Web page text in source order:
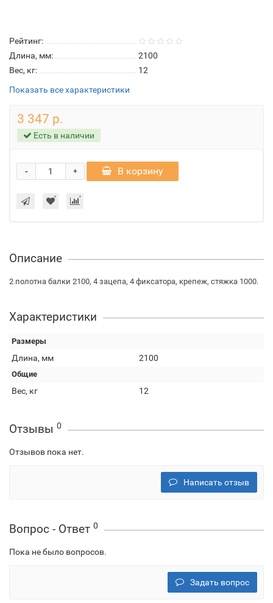
Рейтинг:
Длина, мм:
2100
Вес, кг:
12
Показать все характеристики
3 347 р.
Есть в наличии
+
- В корзину
Описание
2 полотна балки 2100, 4 зацепа, 4 фиксатора, крепеж, стяжка 1000.
Характеристики
Размеры
Длина, мм 2100
Общие
Вес, кг 12
Отзывы 0
Отзывов пока нет.
Написать отзыв
Вопрос - Ответ 0
Пока не было вопросов.
Задать вопрос